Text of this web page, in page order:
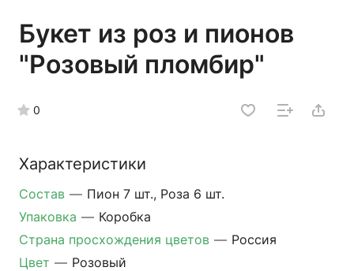
Букет из роз и пионов
"Розовый пломбир"
0
Характеристики
Состав — Пион 7 шт., Роза 6 шт.
Упаковка — Коробка
Страна просхождения цветов — Россия
Цвет — Розовый